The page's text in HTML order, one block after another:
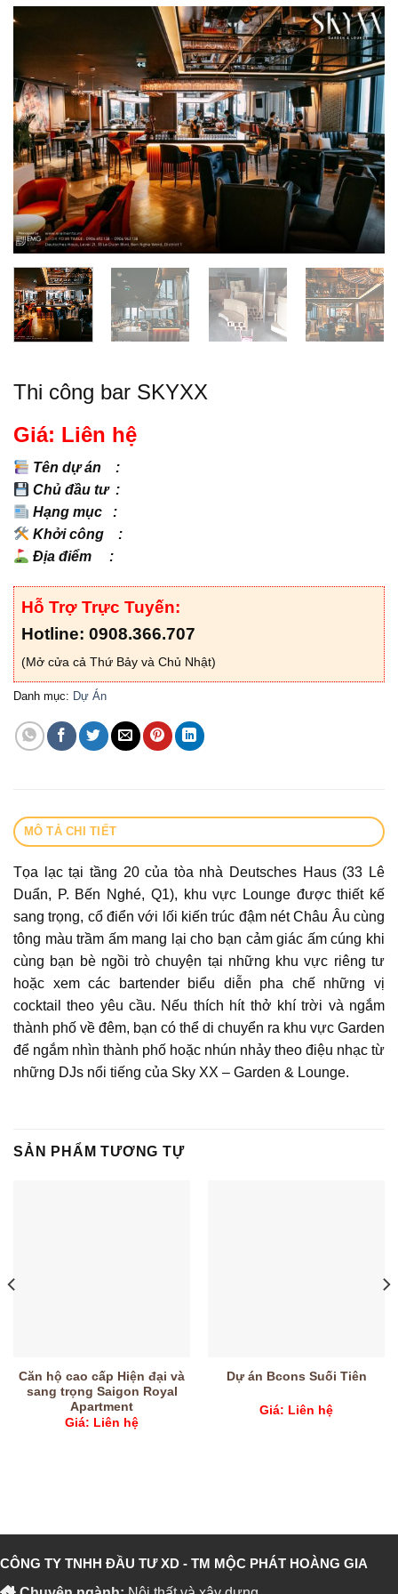
Thi công bar SKYXX
Giá: Liên hệ
Tên dự án :
Chủ đầu tư :
Hạng mục :
Khởi công :
Địa điểm :
Hỗ Trợ Trực Tuyến:
Hotline: 0908.366.707
(Mở cửa cả Thứ Bảy và Chủ Nhật)
Danh mục: Dự Án
MÔ TẢ CHI TIẾT
Tọa lạc tại tầng 20 của tòa nhà Deutsches Haus (33 Lê
Duẩn, P. Bến Nghé, Q1), khu vực Lounge được thiết kế
sang trọng, cổ điển với lối kiến trúc đậm nét Châu Âu cùng
tông màu trầm ấm mang lại cho bạn cảm giác ấm cúng khi
cùng bạn bè ngồi trò chuyện tại những khu vực riêng tư
hoặc xem các bartender biểu diễn pha chế những vị
cocktail theo yêu cầu. Nếu thích hít thở khí trời và ngắm
thành phố về đêm, bạn có thể di chuyển ra khu vực Garden
để ngắm nhìn thành phố hoặc nhún nhảy theo điệu nhạc từ
những DJs nổi tiếng của Sky XX – Garden & Lounge.
SẢN PHẨM TƯƠNG TỰ
Căn hộ cao cấp Hiện đại và
sang trọng Saigon Royal
Apartment
Giá: Liên hệ
Dự án Bcons Suối Tiên
Giá: Liên hệ
CÔNG TY TNHH ĐẦU TƯ XD - TM MỘC PHÁT HOÀNG GIA